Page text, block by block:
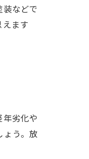
などで
ます
劣化や
う。放